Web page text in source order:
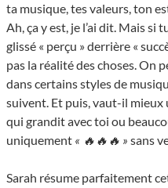
ta musique, tes valeurs, ton
Ah, ça y est, je l’ai dit. Mais si
glissé « perçu » derrière «
pas la réalité des choses. On
dans certains styles de
suivent. Et puis, vaut-il
qui grandit avec toi ou
uniquement « 🔥🔥🔥 » sans
Sarah résume parfaitement